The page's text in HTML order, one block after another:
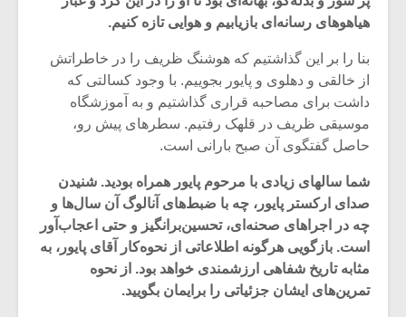
هیاهوهای رسانه‌ای بازیابیم و هوایی تازه کنیم.
بنا را بر این گذاشتیم که هوشنگ ظریف را در خاطراتش
از خالقی و دهلوی و پایور بجوییم. با وجود کسالتی که
داشت برای مصاحبه قراری گذاشتیم و به آموزشگاه
موسیقی ظریف در قلهک رفتیم. سطرهای پیش رو،
حاصل گفتگوی آن صبح بارانی است.
شما سالهای زیادی با مرحوم پایور همراه بودید. شنیدن
صدای ارکستر پایور، چه با ضبط‌های آنالوگ آن سال‌ها و
چه در اجراهای صحنه‌ای، تحسین‌برانگیز و حتی اعجاب‌آور
است. بازگویی هرگونه اطلاعاتی از نحوه‌کار آقای پایور، به
مثابه تاریخ شفاهی ارزشمندی خواهد بود. از نحوه
‌تمرین‌های ایشان جزئیاتی را برایمان بگویید.
میکلوش روژا موریس ژار